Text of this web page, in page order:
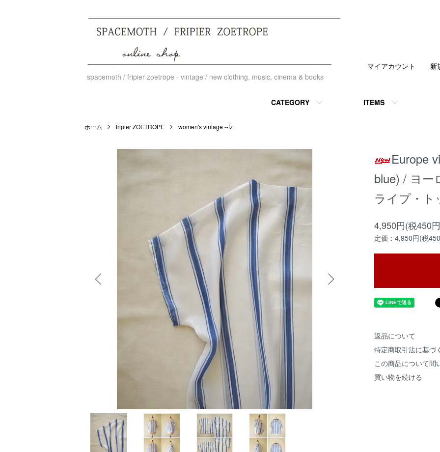
spacemoth / fripier zoetrope - vintage / new clothing, music, cinema & books
CATEGORY ITEMS
マイアカウント 新
ホーム fripier ZOETROPE women's vintage --fz
Europe
blue) / ヨ
ライプ・
4,950円(税450
定価：4,950円(税
返品について
特定商取引法に基づ
この商品について問
買い物を続ける